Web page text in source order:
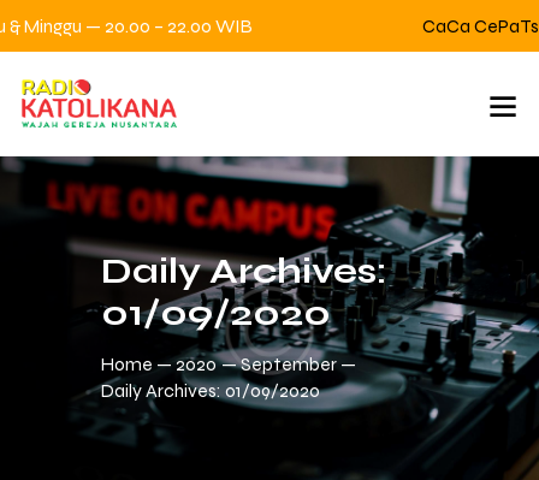
— 20.00 – 22.00 WIB CaCa CePaTs
Daily Archives:
01/09/2020
Home 2020
September
Daily Archives: 01/09/2020